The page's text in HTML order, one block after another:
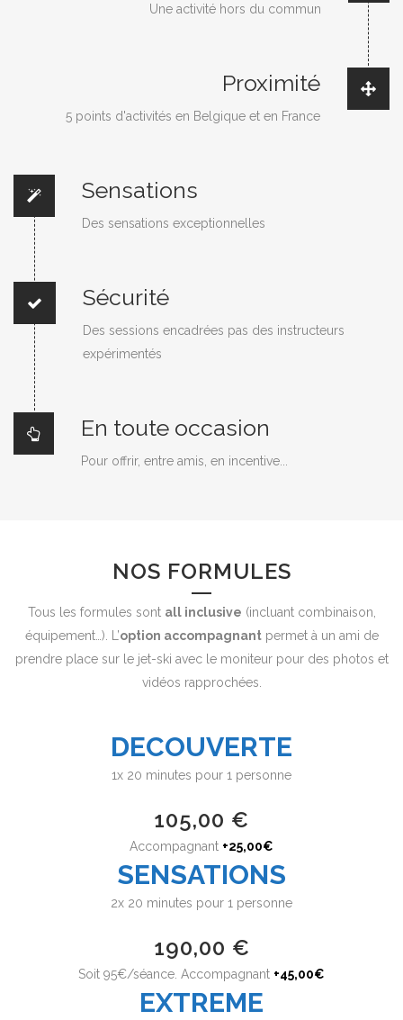
Une activité hors du commun
Proximité
5 points d'activités en Belgique et en France
Sensations
Des sensations exceptionnelles
Sécurité
Des sessions encadrées pas des instructeurs
expérimentés
En toute occasion
Pour offrir, entre amis, en incentive...
NOS FORMULES
Tous les formules sont all inclusive (incluant combinaison,
équipement…). L’option accompagnantpermet à un ami de
prendre place sur le jet-ski avec le moniteur pour des photos et
vidéos rapprochées.
DECOUVERTE
1x 20 minutes pour 1 personne
105,00 €
Accompagnant +25,00€
SENSATIONS
2x 20 minutes pour 1 personne
190,00 €
Soit 95€/séance. Accompagnant +45,00€
EXTREME